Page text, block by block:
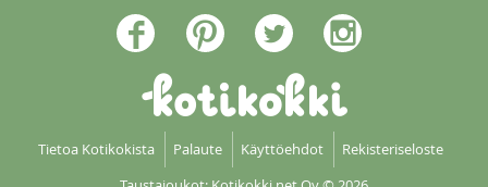
Tietoa Kotikokista Palaute Käyttöehdot
Rekisteriseloste